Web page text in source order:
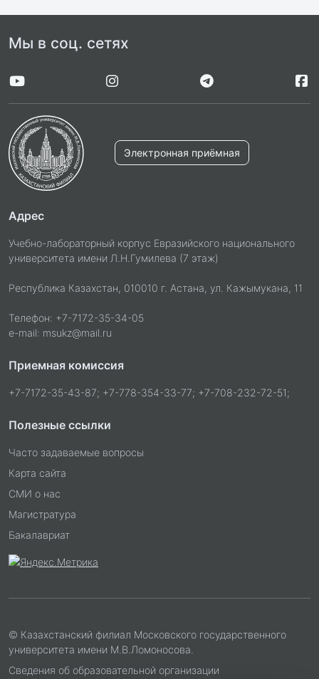
Мы в соц. сетях
Электронная приёмная
Адрес
Учебно-лабораторный корпус Евразийского национального
университета имени Л.Н.Гумилева (7 этаж)
Республика Казахстан, 010010 г. Астана, ул. Кажымукана, 11
Телефон: +7-7172-35-34-05
e-mail: msukz@mail.ru
Приемная комиссия
+7-7172-35-43-87; +7-778-354-33-77; +7-708-232-72-51;
Полезные ссылки
Часто задаваемые вопросы
Карта сайта
СМИ о нас
Магистратура
Бакалавриат
© Казахстанский филиал Московского государственного
университета имени М.В.Ломоносова.
Сведения об образовательной организации